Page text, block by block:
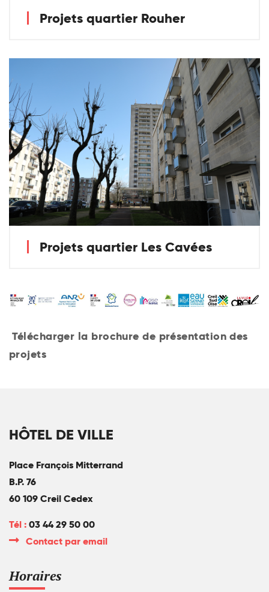
Projets quartier Rouher
Projets quartier Les Cavées
Télécharger la brochure de présentation des
projets
HÔTEL DE VILLE
Place François Mitterrand
B.P. 76
60 109 Creil Cedex
Tél :03 44 29 50 00
Contact par email
Horaires